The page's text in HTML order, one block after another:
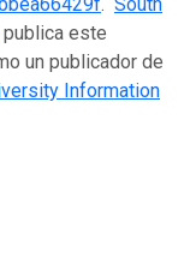
publica este
un publicador de
Information